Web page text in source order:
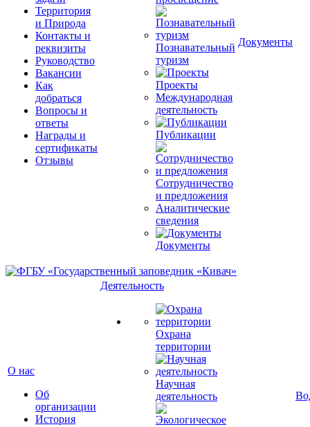
Территория
и Природа
Контакты и
реквизиты
Руководство
Вакансии
Как
добраться
Вопросы и
ответы
Награды и
сертификаты
Отзывы
Познавательный
туризм
Проекты
Международная
деятельность
Публикации
Сотрудничество
и предложения
Аналитические
сведения
Документы
Документы
О нас
Об
организации
История
Деятельность
Охрана
территории
Научная
деятельность